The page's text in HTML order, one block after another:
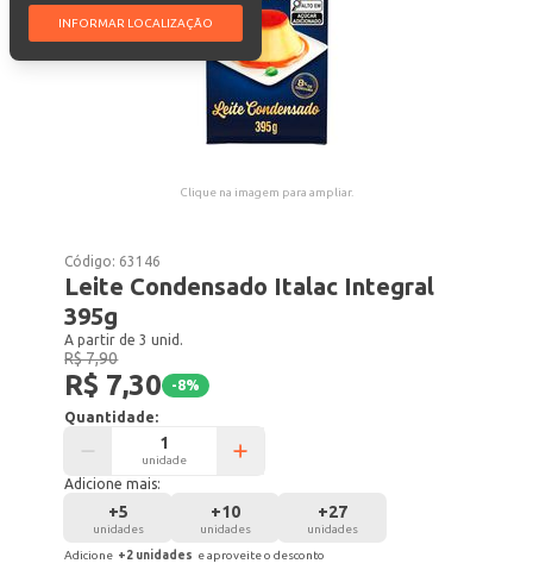
INFORMAR LOCALIZAÇÃO
Clique na imagem para ampliar.
Código: 63146
Leite Condensado Italac Integral
395g
A partir de 3 unid.
R$ 7,90
R$ 7,30 -8%
Quantidade:
unidade
Adicione mais:
+5
unidades
+10
unidades
+27
unidades
Adicione +2 unidades e aproveite o desconto